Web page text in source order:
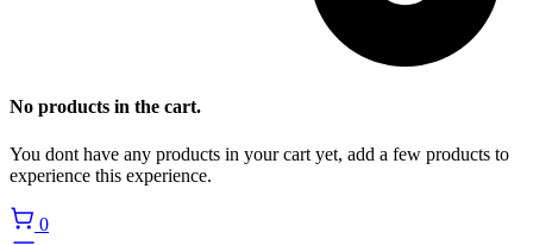
No products in the cart.
You dont have any products in your cart yet, add a few products to
experience this experience.
0